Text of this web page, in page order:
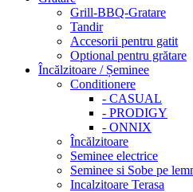
Grill-BBQ-Gratare
Tandir
Accesorii pentru gatit
Optional pentru grătare
Încălzitoare / Șeminee
Conditionere
- CASUAL
- PRODIGY
- ONNIX
Încălzitoare
Seminee electrice
Seminee si Sobe pe
Incalzitoare Terasa